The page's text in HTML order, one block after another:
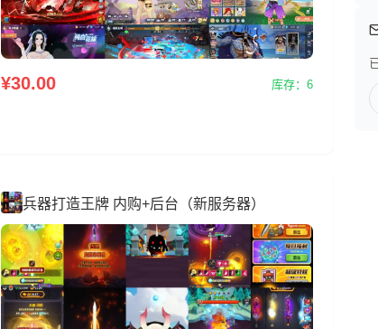
¥30.00 库存：6
兵器打造王牌 内购+后台（新服务器）